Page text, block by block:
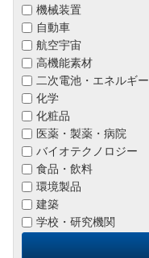
機械装置
自動車
航空宇宙
高機能素材
二次電池・エネルギー
化学
化粧品
医薬・製薬・病院
バイオテクノロジー
食品・飲料
環境製品
建築
学校・研究機関